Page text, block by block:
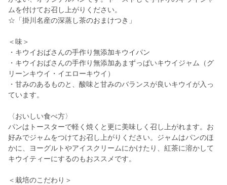
ムを付けてお召し上がりください。
☆「掛川名産の深蒸し茶のおまけつき」
＜味＞
・キウイおばさんの手作り無添加キウイパン
・キウイおばさんの手作り無添加あまずっぱいキウイジャム（グ
リーンキウイ・イエローキウイ）
・甘みのあるものと、酸味と甘みのバランスが良いキウイが入っ
ています。
〈おいしい食べ方〉
パンはトースターで軽く焼くと更に美味しく召し上がれます。お
好みでジャムをつけてお召し上がりください。ジャムはパンのほ
かに、ヨーグルトやアイスクリームにかけたり、紅茶に溶かして
キウイティーにするのもおススメです。
＜栽培のこだわり＞